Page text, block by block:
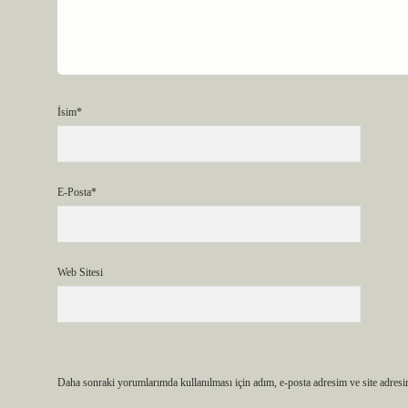
İsim*
E-Posta*
Web Sitesi
Daha sonraki yorumlarımda kullanılması için adım, e-posta adresim ve site